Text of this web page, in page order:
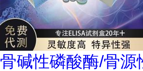
骨碱性磷酸酶/骨源